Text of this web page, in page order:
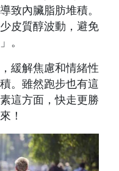
致內臟脂肪堆積。
皮質醇波動，避免
。
緩解焦慮和情緒性
。雖然跑步也有這
這方面，快走更勝
！